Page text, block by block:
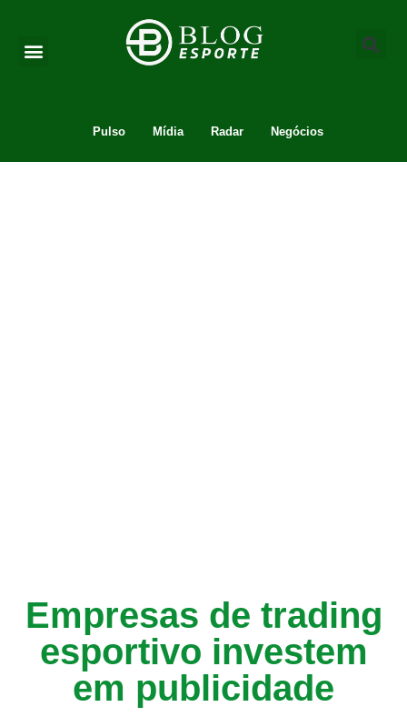
Pulso Mídia Radar Negócios
Empresas de trading
esportivo investem
em publicidade